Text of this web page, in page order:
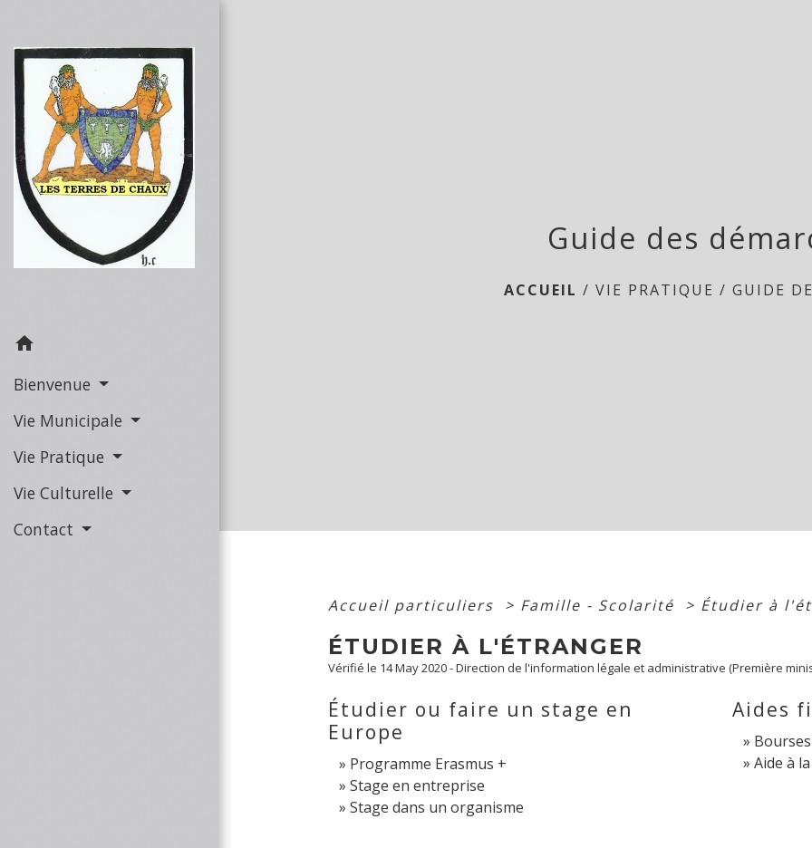
home
Bienvenue
Vie Municipale
Vie Pratique
Vie Culturelle
Contact
Guide des
ACCUEIL /VIE PRATIQUE /GUIDE
Accueil particuliers > Famille - Scolarité > Étudier à
ÉTUDIER À L'ÉTRANGER
Vérifié le 14 May 2020 - Direction de l'information légale et administrative (Première
Étudier ou faire un stage en
Europe
Programme Erasmus +
Stage en entreprise
Stage dans un organisme
Aides
Aide à